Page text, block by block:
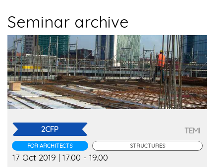
Seminar archive
2CFP
FOR ARCHITECTS
TEMI
STRUCTURES
17 Oct 2019 | 17.00 - 19.00